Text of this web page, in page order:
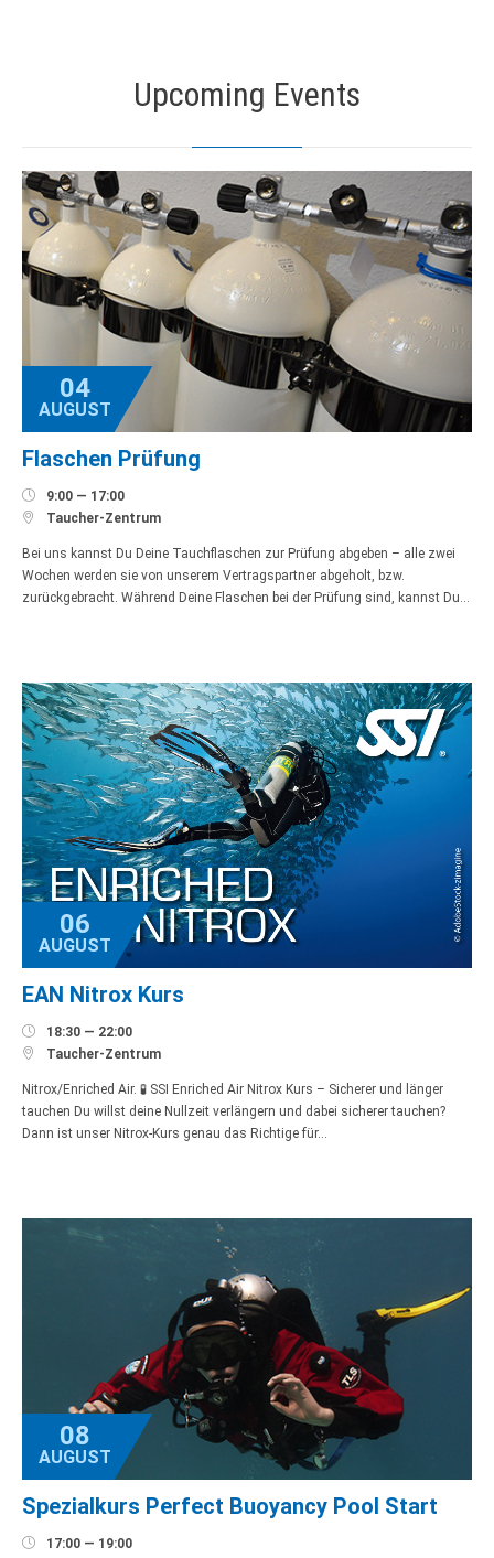
Upcoming Events
04
AUGUST
Flaschen Prüfung
 9:00 — 17:00
 Taucher-Zentrum
Bei uns kannst Du Deine Tauchflaschen zur Prüfung abgeben – alle zwei
Wochen werden sie von unserem Vertragspartner abgeholt, bzw.
zurückgebracht. Während Deine Flaschen bei der Prüfung sind, kannst Du…
06
AUGUST
EAN Nitrox Kurs
 18:30 — 22:00
 Taucher-Zentrum
Nitrox/Enriched Air. 🧪 SSI Enriched Air Nitrox Kurs – Sicherer und länger
tauchen Du willst deine Nullzeit verlängern und dabei sicherer tauchen?
Dann ist unser Nitrox-Kurs genau das Richtige für…
08
AUGUST
Spezialkurs Perfect Buoyancy Pool Start
 17:00 — 19:00